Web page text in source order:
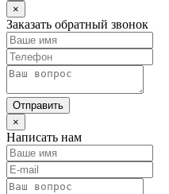
×
Заказать обратный звонок
Отправить
×
Написать нам